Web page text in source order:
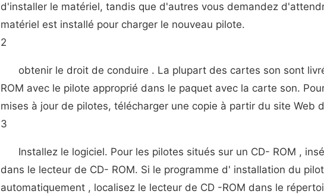
d'installer le matériel, tandis que d'autres vous demandez
matériel est installé pour charger le nouveau pilote.
2
obtenir le droit de conduire . La plupart des cartes son sont
ROM avec le pilote approprié dans le paquet avec la carte son.
mises à jour de pilotes, télécharger une copie à partir du site Web
3
Installez le logiciel. Pour les pilotes situés sur un CD- ROM ,
dans le lecteur de CD- ROM. Si le programme d' installation du
automatiquement , localisez le lecteur de CD -ROM dans le